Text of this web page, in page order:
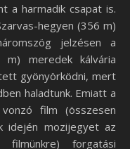
a harmadik csapat is.
hegyen (356 m)
jelzésen a
m) meredek kálvária
gyönyörködni, mert
haladtunk. Emiatt a
film (összesen
idején mozijegyet az
forgatási